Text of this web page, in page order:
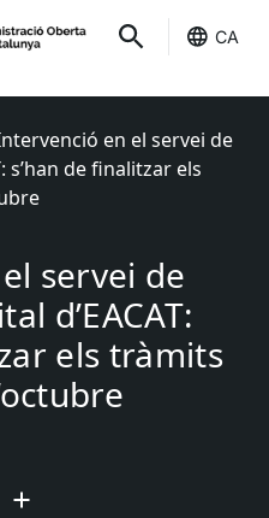
CA
en el servei de
s’han de finalitzar els
servei de
d’EACAT:
els tràmits